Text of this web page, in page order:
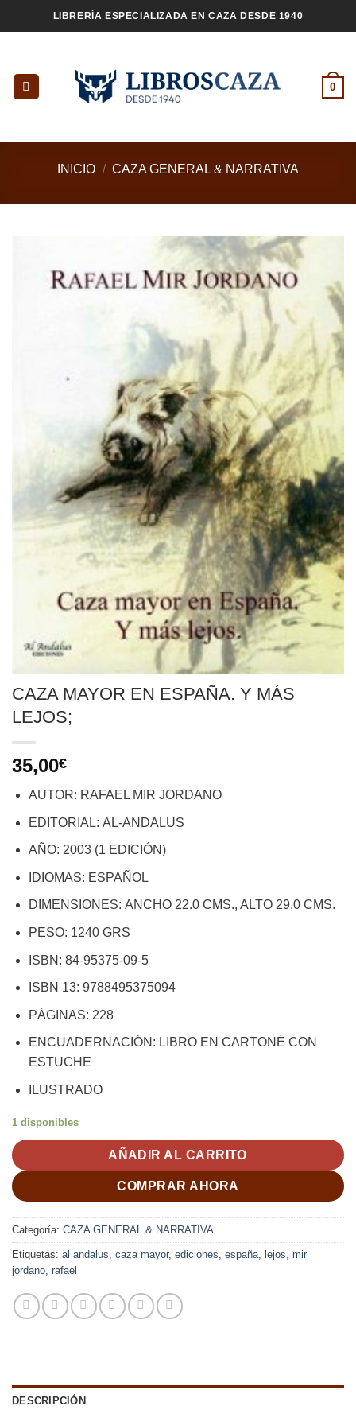
al
LIBRERÍA ESPECIALIZADA EN CAZA DESDE 1940
0
INICIO / CAZA GENERAL & NARRATIVA
CAZA MAYOR EN ESPAÑA. Y MÁS
LEJOS;
35,00€
AUTOR: RAFAEL MIR JORDANO
EDITORIAL: AL-ANDALUS
AÑO: 2003 (1 EDICIÓN)
IDIOMAS: ESPAÑOL
DIMENSIONES: ANCHO 22.0 CMS., ALTO 29.0 CMS.
PESO: 1240 GRS
ISBN: 84-95375-09-5
ISBN 13: 9788495375094
PÁGINAS: 228
ENCUADERNACIÓN: LIBRO EN CARTONÉ CON
ESTUCHE
ILUSTRADO
1 disponibles
AÑADIR AL CARRITO
COMPRAR AHORA
Categoría: CAZA GENERAL & NARRATIVA
Etiquetas: al andalus, caza mayor, ediciones, españa, lejos, mir
jordano, rafael
DESCRIPCIÓN